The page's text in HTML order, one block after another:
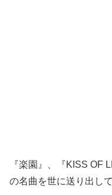
『楽園』、『KISS OF
の名曲を世に送り出し